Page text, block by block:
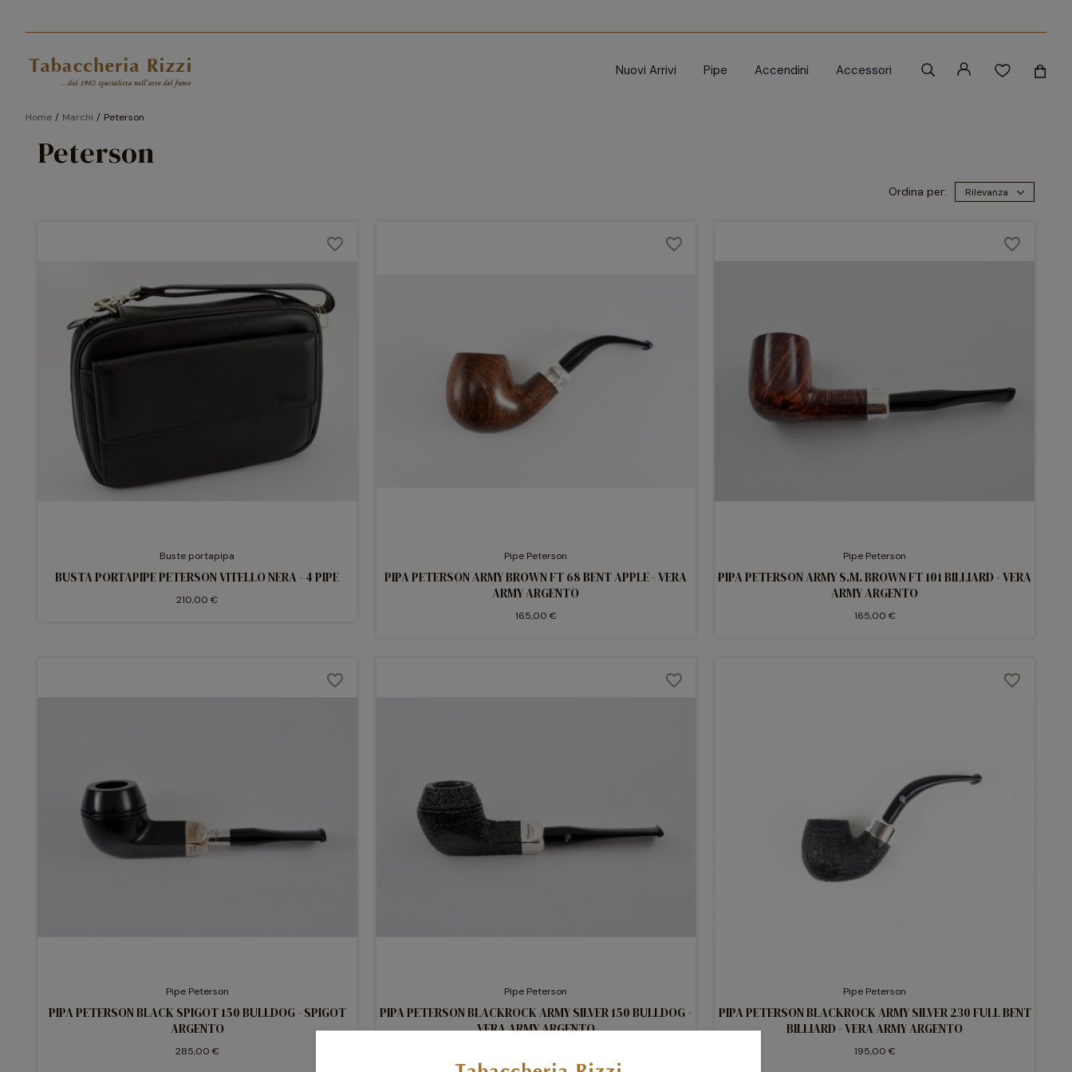
Nuovi Arrivi Pipe Accendini Accessori
Home Marchi Peterson
Peterson
Ordina per: Rilevanza
Buste portapipa
BUSTA PORTAPIPE PETERSON VITELLO NERA - 4 PIPE
210,00 €
favorite_border
Pipe Peterson
PIPA PETERSON ARMY BROWN FT 68 BENT APPLE - VERA
ARMY ARGENTO
165,00 €
favorite_border
Pipe Peterson
PIPA PETERSON ARMY S.M. BROWN FT 101 BILLIARD - VERA
ARMY ARGENTO
165,00 €
favorite_border
Pipe Peterson
PIPA PETERSON BLACK SPIGOT 150 BULLDOG - SPIGOT
ARGENTO
285,00 €
favorite_border
Pipe Peterson
PIPA PETERSON BLACKROCK ARMY SILVER 150 BULLDOG -
VERA ARMY ARGENTO
favorite_border
Pipe Peterson
PIPA PETERSON BLACKROCK ARMY SILVER 230 FULL BENT
BILLIARD - VERA ARMY ARGENTO
195,00 €
favorite_border